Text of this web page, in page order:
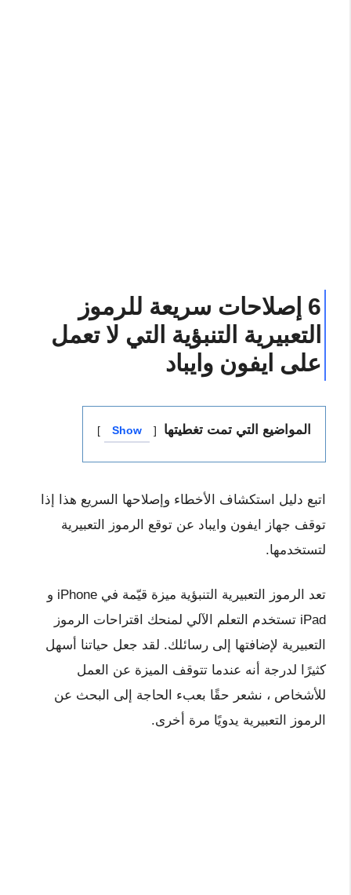
6 إصلاحات سريعة للرموز
التعبيرية التنبؤية التي لا تعمل
على ايفون وايباد
المواضيع التي تمت تغطيتها Show
اتبع دليل استكشاف الأخطاء وإصلاحها السريع هذا إذا
توقف جهاز ايفون وايباد عن توقع الرموز التعبيرية
لتستخدمها.
تعد الرموز التعبيرية التنبؤية ميزة قيّمة في iPhone و
iPad تستخدم التعلم الآلي لمنحك اقتراحات الرموز
التعبيرية لإضافتها إلى رسائلك. لقد جعل حياتنا أسهل
كثيرًا لدرجة أنه عندما تتوقف الميزة عن العمل
للأشخاص ، نشعر حقًا بعبء الحاجة إلى البحث عن
الرموز التعبيرية يدويًا مرة أخرى.